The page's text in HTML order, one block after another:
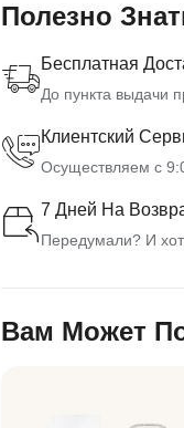
Полезно
Бесплатная
До пункта выдачи
Клиентский
Осуществляем с
7 Дней На
Передумали? И
Вам Может